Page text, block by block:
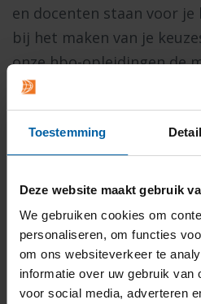
Toestemming
Deze website maakt gebruik
We gebruiken cookies om
personaliseren, om functies
om ons websiteverkeer te
informatie over uw gebruik van
voor social media, adverteren
en docenten staan voor
bij het maken van je
onze hbo-opleidingen de
kunt zelfs afstuderen met
je afstuderen ben je
zelfverantwoordelijk,
Verbonden met het
Leren houdt niet op bij
diploma. Om mee te
ontwikkelingen in de